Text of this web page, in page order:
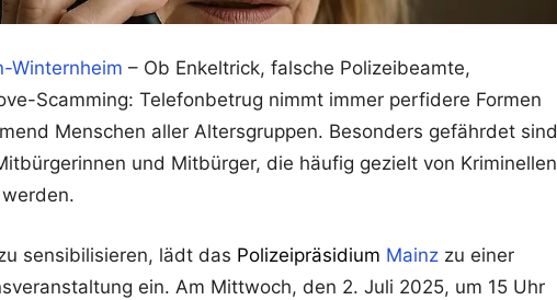
Winternheim – Ob Enkeltrick, falsche Polizeibeamte,
Scamming: Telefonbetrug nimmt immer perfidere Formen
Menschen aller Altersgruppen. Besonders gefährdet sind
und Mitbürger, die häufig gezielt von Kriminellen
sensibilisieren, lädt das Polizeipräsidium Mainz zu einer
ein. Am Mittwoch, den 2. Juli 2025, um 15 Uhr